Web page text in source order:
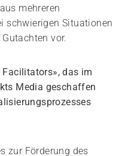
mehreren
schwierigen Situationen
vor.
Facilitators», das im
Media geschaffen
zur Förderung des